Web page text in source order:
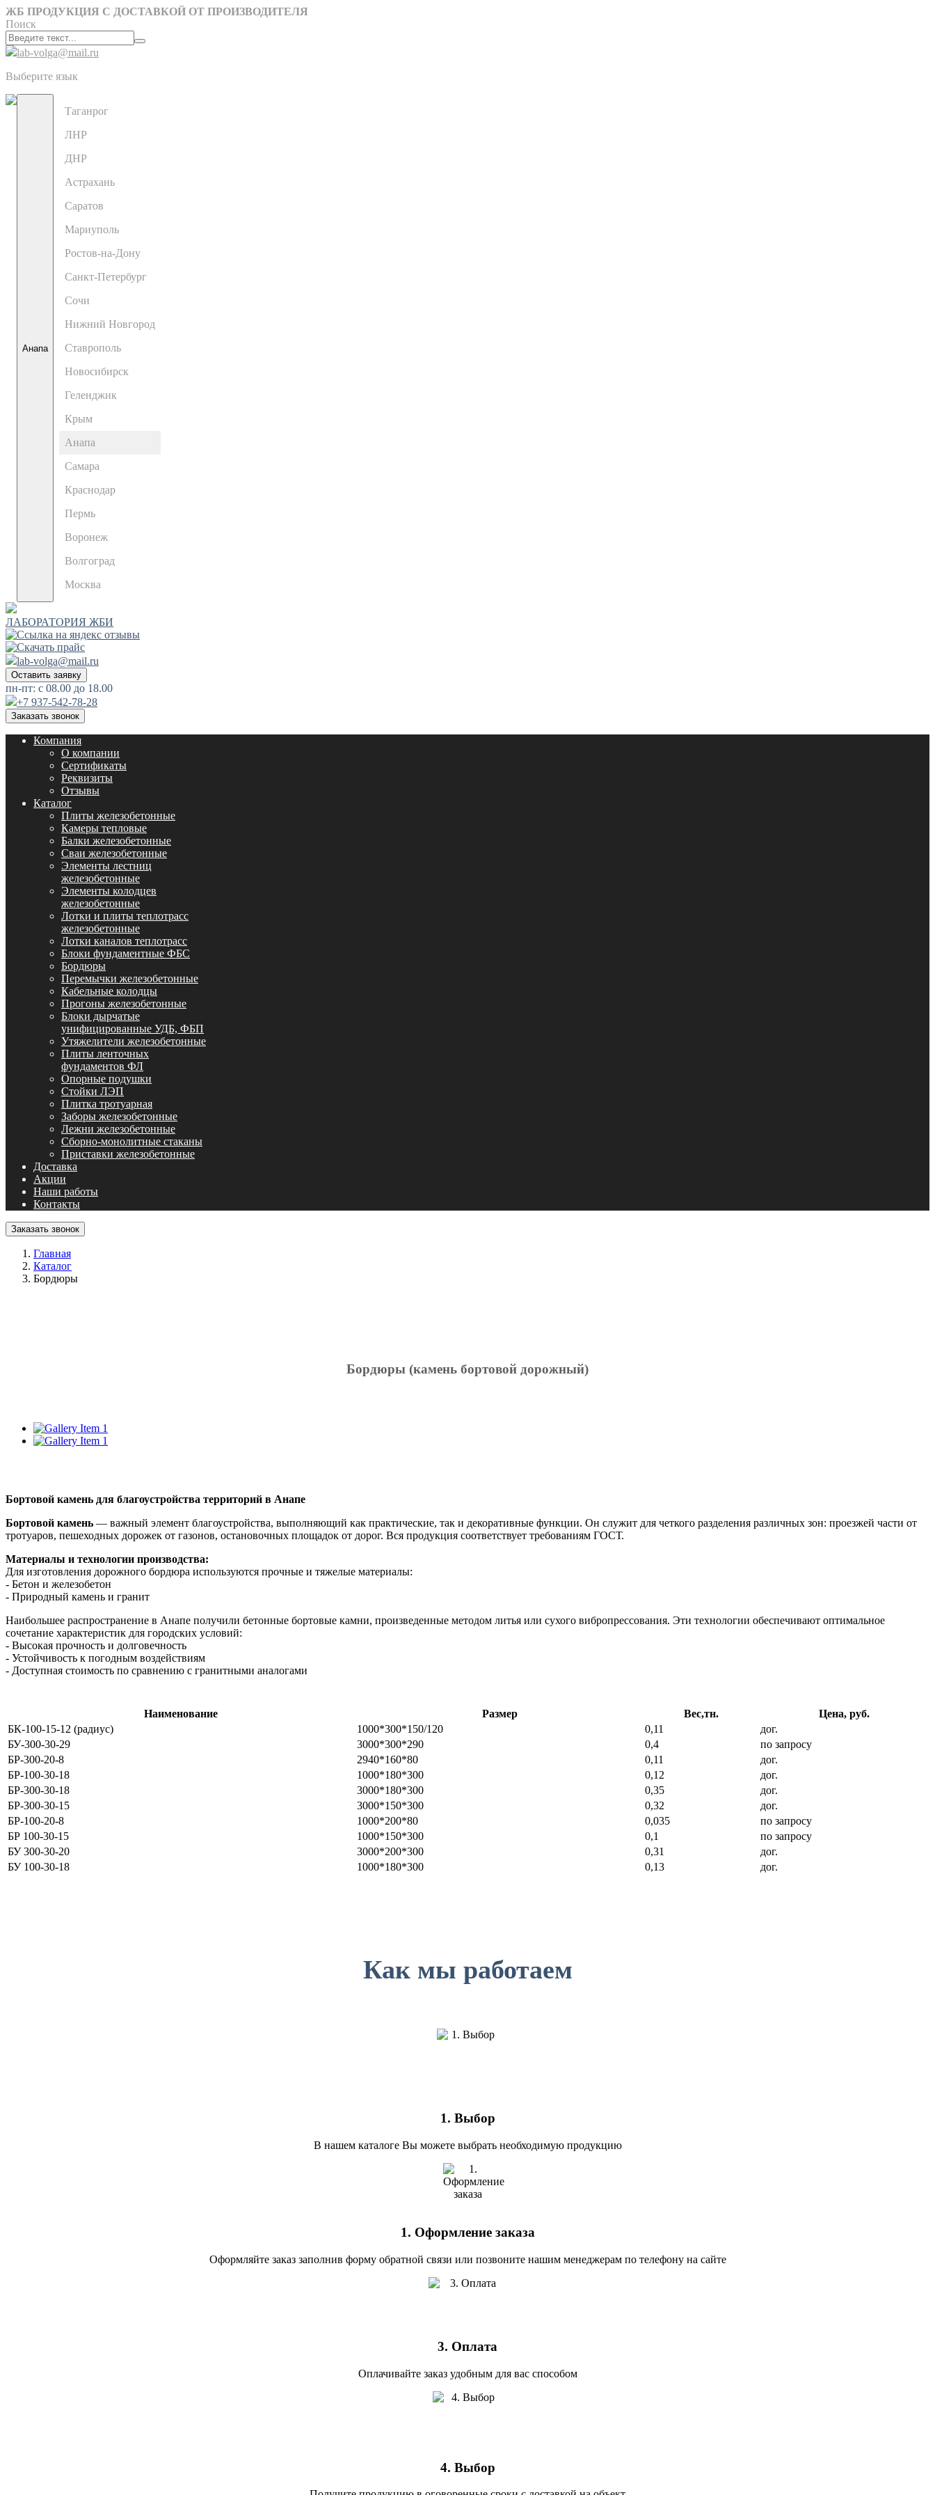
ЖБ ПРОДУКЦИЯ С ДОСТАВКОЙ ОТ ПРОИЗВОДИТЕЛЯ
Поиск
lab-volga@mail.ru
Выберите язык
Анапа
Таганрог
ЛНР
ДНР
Астрахань
Саратов
Мариуполь
Ростов-на-Дону
Санкт-Петербург
Сочи
Нижний Новгород
Ставрополь
Новосибирск
Геленджик
Крым
Анапа
Самара
Краснодар
Пермь
Воронеж
Волгоград
Москва
ЛАБОРАТОРИЯ ЖБИ
lab-volga@mail.ru
Оставить заявку
пн-пт: с 08.00 до 18.00
+7 937-542-78-28
Заказать звонок
Компания
О компании
Сертификаты
Реквизиты
Отзывы
Каталог
Плиты железобетонные
Камеры тепловые
Балки железобетонные
Сваи железобетонные
Элементы лестниц
железобетонные
Элементы колодцев
железобетонные
Лотки и плиты теплотрасс
железобетонные
Лотки каналов теплотрасс
Блоки фундаментные ФБС
Бордюры
Перемычки железобетонные
Кабельные колодцы
Прогоны железобетонные
Блоки дырчатые
унифицированные УДБ, ФБП
Утяжелители железобетонные
Плиты ленточных
фундаментов ФЛ
Опорные подушки
Стойки ЛЭП
Плитка тротуарная
Заборы железобетонные
Лежни железобетонные
Сборно-монолитные стаканы
Приставки железобетонные
Доставка
Акции
Наши работы
Контакты
Заказать звонок
Главная
Каталог
Бордюры
Бордюры (камень бортовой дорожный)
Бортовой камень для благоустройства территорий в Анапе
Бортовой камень — важный элемент благоустройства, выполняющий как практические, так и декоративные функции. Он служит для четкого разделения различных зон: проезжей части от
тротуаров, пешеходных дорожек от газонов, остановочных площадок от дорог. Вся продукция соответствует требованиям ГОСТ.
Материалы и технологии производства:
Для изготовления дорожного бордюра используются прочные и тяжелые материалы:
- Бетон и железобетон
- Природный камень и гранит
Наибольшее распространение в Анапе получили бетонные бортовые камни, произведенные методом литья или сухого вибропрессования. Эти технологии обеспечивают оптимальное
сочетание характеристик для городских условий:
- Высокая прочность и долговечность
- Устойчивость к погодным воздействиям
- Доступная стоимость по сравнению с гранитными аналогами
Наименование Размер Вес,тн.
Цена, руб.
БК-100-15-12 (радиус)
1000*300*150/120 0,11
дог.
БУ-300-30-29
3000*300*290 0,4
по запросу
БР-300-20-8
2940*160*80 0,11
дог.
БР-100-30-18
1000*180*300 0,12
дог.
БР-300-30-18
3000*180*300 0,35
дог.
БР-300-30-15
3000*150*300 0,32
дог.
БР-100-20-8
1000*200*80 0,035
по запросу
БР 100-30-15
1000*150*300 0,1
по запросу
БУ 300-30-20
3000*200*300 0,31
дог.
БУ 100-30-18
1000*180*300 0,13 дог.
Как мы работаем
1. Выбор
В нашем каталоге Вы можете выбрать необходимую продукцию
1. Оформление заказа
Оформляйте заказ заполнив форму обратной связи или позвоните нашим менеджерам по телефону на сайте
3. Оплата
Оплачивайте заказ удобным для вас способом
4. Выбор